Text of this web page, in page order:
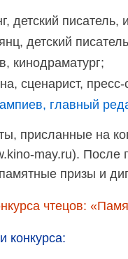
детский писатель,
детский
кинодраматург;
сценарист,
главный
присланные на
may.ru). После
призы и
чтецов:
конкурса: